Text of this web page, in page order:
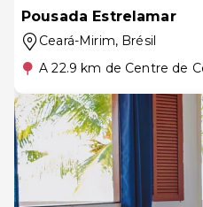
Pousada Estrelamar
Ceará-Mirim, Brésil
A 22.9 km de Centre de